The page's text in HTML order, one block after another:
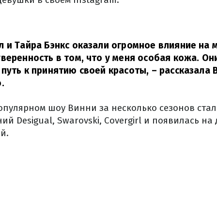
и Тайра Бэнкс оказали огромное влияние на
в том, что у меня особая кожа.
к принятию своей красоты, – рассказала
шоу Винни за несколько сезонов
Desigual, Swarovski, Covergirl и появилась на